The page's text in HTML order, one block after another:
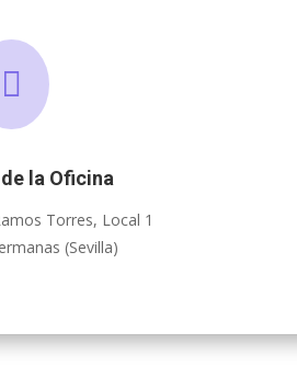

la Oficina
Torres, Local 1
(Sevilla)